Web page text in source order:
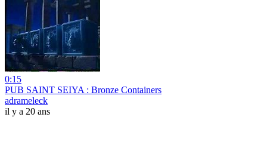
0:15
PUB SAINT SEIYA : Bronze Containers
adrameleck
il y a 20 ans